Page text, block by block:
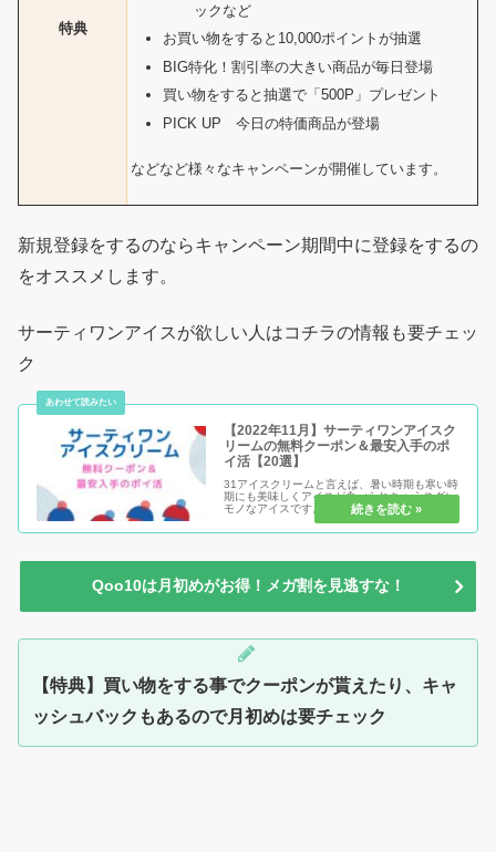
特典
ックなど
お買い物をすると10,000ポイントが抽選
BIG特化！割引率の大きい商品が毎日登場
買い物をすると抽選で「500P」プレゼント
PICK UP 今日の特価商品が登場
などなど様々なキャンペーンが開催しています。
新規登録をするのならキャンペーン期間中に登録をするの
をオススメします。
サーティワンアイスが欲しい人はコチラの情報も要チェッ
ク
【2022年11月】サーティワンアイスク
リームの無料クーポン＆最安入手のポ
イ活【20選】
31アイスクリームと言えば、暑い時期も寒い時
期にも美味しくアイスが食べられちゃうスグレ
モノなアイスです。ただ、サーティワンアイス
クリームは決して安すぎるというわけではない
ですね。ですが「サーティワンアイスクリーム
Qoo10は月初めがお得！メガ割を見逃すな！
【特典】買い物をする事でクーポンが貰えたり、キャ
ッシュバックもあるので月初めは要チェック